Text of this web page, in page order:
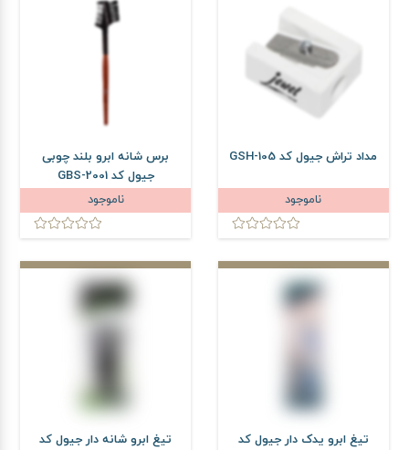
مداد تراش جیول کد GSH-105
ناموجود
برس شانه ابرو بلند چوبی
جیول کد GBS-2001
ناموجود
تیغ ابرو یدک دار جیول کد
تیغ ابرو شانه دار جیول کد